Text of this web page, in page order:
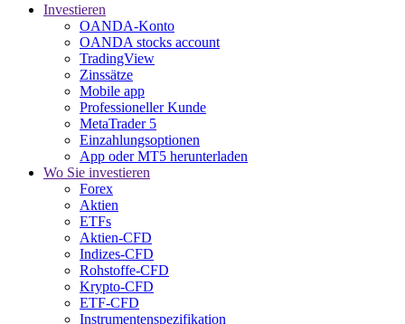
Investieren
OANDA-Konto
OANDA stocks account
TradingView
Zinssätze
Mobile app
Professioneller Kunde
MetaTrader 5
Einzahlungsoptionen
App oder MT5 herunterladen
Wo Sie investieren
Forex
Aktien
ETFs
Aktien-CFD
Indizes-CFD
Rohstoffe-CFD
Krypto-CFD
ETF-CFD
Instrumentenspezifikation